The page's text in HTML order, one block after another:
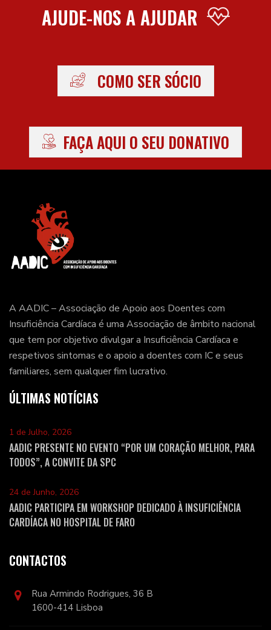
AJUDE-NOS A AJUDAR
COMO SER SÓCIO
FAÇA AQUI O SEU DONATIVO
A AADIC – Associação de Apoio aos Doentes com
Insuficiência Cardíaca é uma Associação de âmbito nacional
que tem por objetivo divulgar a Insuficiência Cardíaca e
respetivos sintomas e o apoio a doentes com IC e seus
familiares, sem qualquer fim lucrativo.
ÚLTIMAS NOTÍCIAS
1 de Julho, 2026
AADIC PRESENTE NO EVENTO “POR UM CORAÇÃO MELHOR, PARA
TODOS”, A CONVITE DA SPC
24 de Junho, 2026
AADIC PARTICIPA EM WORKSHOP DEDICADO À INSUFICIÊNCIA
CARDÍACA NO HOSPITAL DE FARO
CONTACTOS
Rua Armindo Rodrigues, 36 B
1600-414 Lisboa